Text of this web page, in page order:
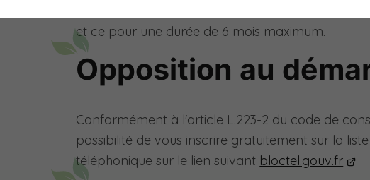
et ce pour une durée de 6 mois maximum.
Opposition au
Conformément à l'article L.223-2 du code de
possibilité de vous inscrire gratuitement sur la
téléphonique sur le lien suivant bloctel.gouv.fr